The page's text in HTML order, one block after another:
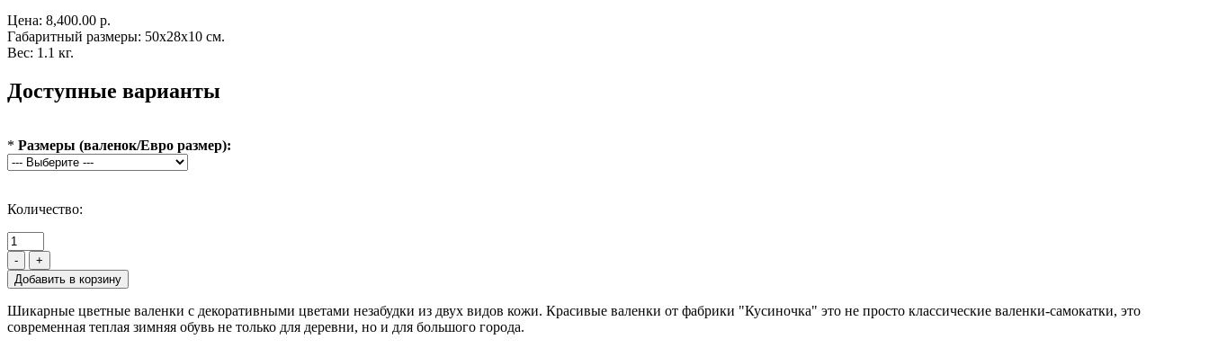
Цена: 8,400.00 р.
Габаритный размеры: 50x28x10 см.
Вес: 1.1 кг.
Доступные варианты
* Размеры (валенок/Евро размер):
Количество:
- +
Шикарные цветные валенки с декоративными цветами незабудки из двух видов кожи. Красивые валенки от фабрики "Кусиночка" это не просто классические валенки-самокатки, это
современная теплая зимняя обувь не только для деревни, но и для большого города.